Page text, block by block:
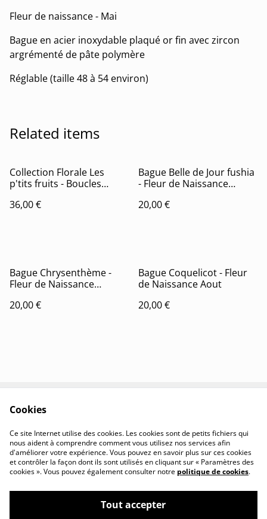
Fleur de naissance - Mai
Bague en acier inoxydable plaqué or fin avec zircon
argrémenté de pâte polymère
Réglable (taille 48 à 54 environ)
Related items
Collection Florale Les
p'tits fruits - Boucles
verts
36,00 €
Bague Belle de Jour fushia
- Fleur de Naissance
20,00 €
Bague Chrysenthème -
Fleur de Naissance
20,00 €
Bague Coquelicot - Fleur
de Naissance Aout
20,00 €
Politique de
confidentialité
Politique de cookies
Cookies
Ce site Internet utilise des cookies. Les cookies sont de petits fichiers qui
nous aident à comprendre comment vous utilisez nos services afin
d'améliorer votre expérience. Vous pouvez en savoir plus sur ces cookies
et contrôler la façon dont ils sont utilisés en cliquant sur « Paramètres des
cookies ». Vous pouvez également consulter notre politique de cookies.
Tout accepter